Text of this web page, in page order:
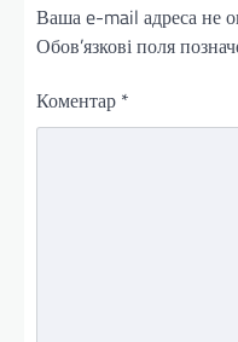
Ваша e-mail адреса не
Обов’язкові поля
Коментар *